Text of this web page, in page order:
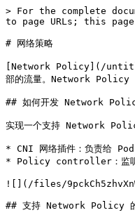
> For the complete
to page URLs; this
# 网络策略
[Network Policy](/untitled/
部的流量。Network Policy
## 如何开发 Network
实现一个支持 Network
* CNI 网络插件：负责给 Pod
* Policy controller：监听
![](/files/
## 支持 Network Policy 的